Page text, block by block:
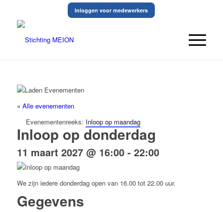
Inloggen voor medewerkers
« Alle evenementen
Evenementenreeks: Inloop op maandag
Inloop op donderdag
11 maart 2027 @ 16:00- 22:00
We zijn iedere donderdag open van 16.00 tot 22.00 uur.
Gegevens